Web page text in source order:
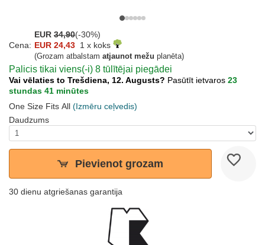
EUR 34,90(-30%)
Cena: EUR 24,43 1 x koks
(Grozam atbalstam atjaunot mežu planēta)
Palicis tikai viens(-i) 8 tūlītējai piegādei
Vai vēlaties to Trešdiena, 12. Augusts? Pasūtīt ietvaros 23
stundas 41 minūtes
One Size Fits All (Izmēru ceļvedis)
Daudzums
Pievienot grozam
30 dienu atgriešanas garantija